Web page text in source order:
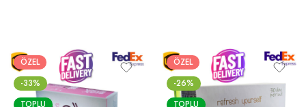
ÖZEL
-33%
TOPLU
ÖZEL
-26%
TOPLU